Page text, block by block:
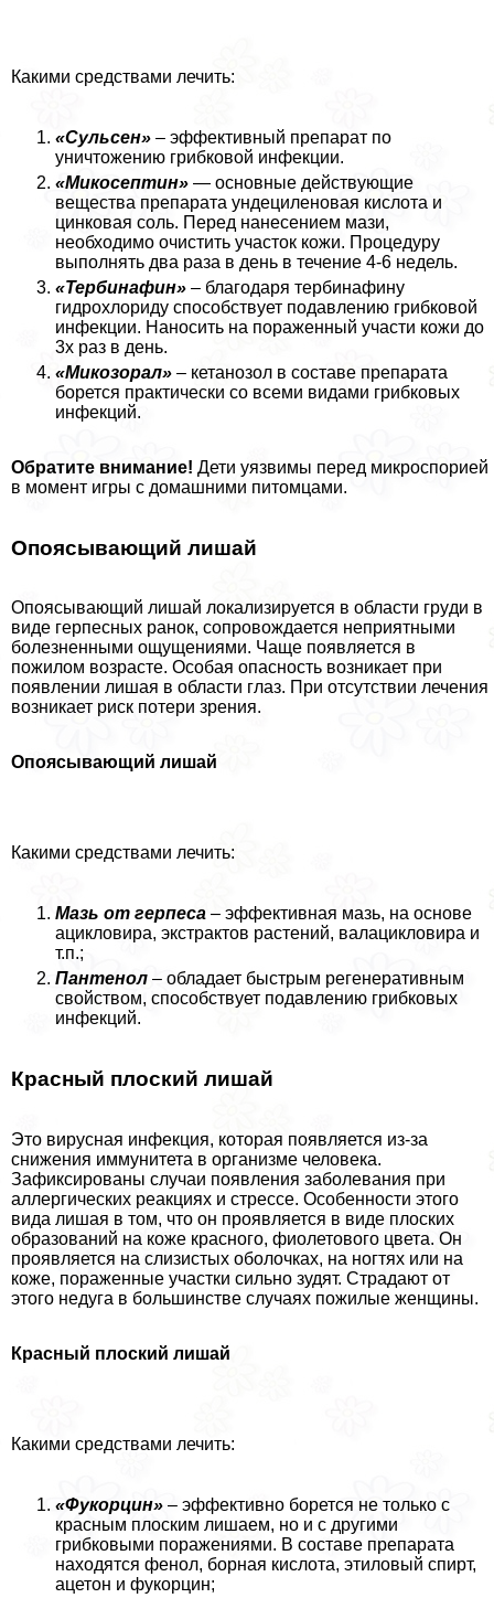
Какими средствами лечить:
«Сульсен» – эффективный препарат по
уничтожению грибковой инфекции.
«Микосептин» — основные действующие
вещества препарата ундециленовая кислота и
цинковая соль. Перед нанесением мази,
необходимо очистить участок кожи. Процедуру
выполнять два раза в день в течение 4-6 недель.
«Тербинафин» – благодаря тербинафину
гидрохлориду способствует подавлению грибковой
инфекции. Наносить на пораженный участи кожи до
3х раз в день.
«Микозорал» – кетанозол в составе препарата
борется пpaктически со всеми видами грибковых
инфекций.
Обратите внимание! Дети уязвимы перед микроспорией
в момент игры с домашними питомцами.
Опоясывающий лишай
Опоясывающий лишай локализируется в области гpyди в
виде гepпeсных ранок, сопровождается неприятными
болезненными ощущениями. Чаще появляется в
пожилом возрасте. Особая опасность возникает при
появлении лишая в области глаз. При отсутствии лечения
возникает риск потери зрения.
Опоясывающий лишай
Какими средствами лечить:
Мазь от гepпeса – эффективная мазь, на основе
ацикловира, экстpaктов растений, валацикловира и
т.п.;
Пантенол – обладает быстрым регенеративным
свойством, способствует подавлению грибковых
инфекций.
Красный плоский лишай
Это вирусная инфекция, которая появляется из-за
снижения иммунитета в организме человека.
Зафиксированы случаи появления заболевания при
аллергических реакциях и стрессе. Особенности этого
вида лишая в том, что он проявляется в виде плоских
образований на коже красного, фиолетового цвета. Он
проявляется на слизистых оболочках, на ногтях или на
коже, пораженные участки сильно зудят. Страдают от
этого недуга в большинстве случаях пожилые женщины.
Красный плоский лишай
Какими средствами лечить:
«Фукорцин» – эффективно борется не только с
красным плоским лишаем, но и с другими
грибковыми поражениями. В составе препарата
находятся фенол, борная кислота, этиловый спирт,
ацетон и фукорцин;